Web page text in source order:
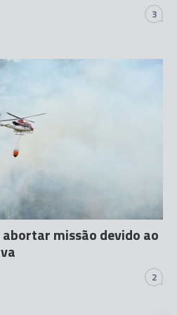
3
missão devido ao
2